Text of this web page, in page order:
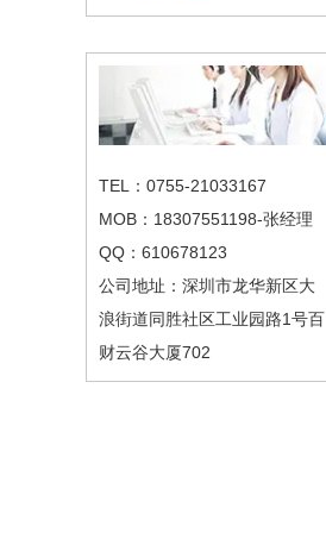
TEL：0755-21033167
MOB：18307551198-张经理
QQ：610678123
公司地址：深圳市龙华新区大
浪街道同胜社区工业园路1号百
财云谷大厦702